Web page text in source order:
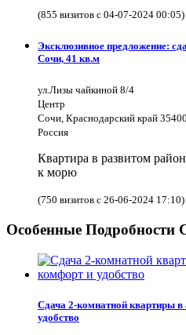
(855 визитов с 04-07-2024 00:05)
Эксклюзивное предложение:
Сочи, 41 кв.м
ул.Лизы чайкиной 8/4
Центр
Сочи, Краснодарский край
Россия
Квартира в развитом
к морю
(750 визитов с 26-06-2024 17:10)
Особенные Подробности
Сдача 2-комнатной квартиры
удобство